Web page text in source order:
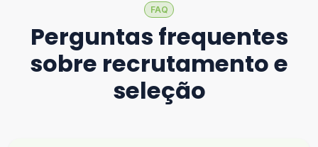
FAQ
Perguntas frequentes
sobre recrutamento e
seleção